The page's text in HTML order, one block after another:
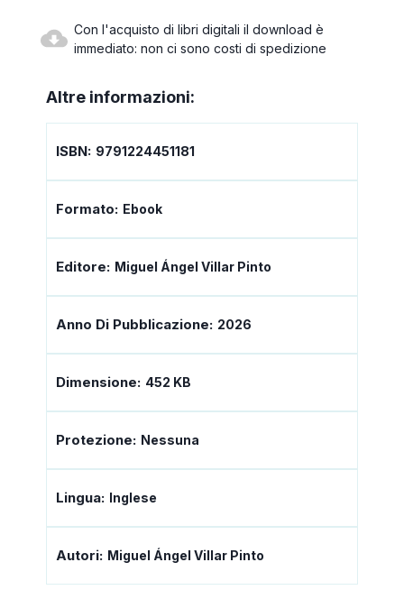
Con l'acquisto di libri digitali il download è
immediato: non ci sono costi di spedizione
Altre informazioni:
ISBN: 9791224451181
Formato: Ebook
Editore: Miguel Ángel Villar Pinto
Anno Di Pubblicazione: 2026
Dimensione: 452 KB
Protezione: Nessuna
Lingua: Inglese
Autori: Miguel Ángel Villar Pinto